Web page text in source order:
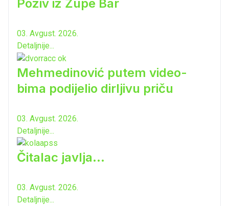
Poziv iz Župe Bar
03. Avgust. 2026.
Detaljnije...
Mehmedinović putem video-
bima podijelio dirljivu priču
03. Avgust. 2026.
Detaljnije...
Čitalac javlja...
03. Avgust. 2026.
Detaljnije...